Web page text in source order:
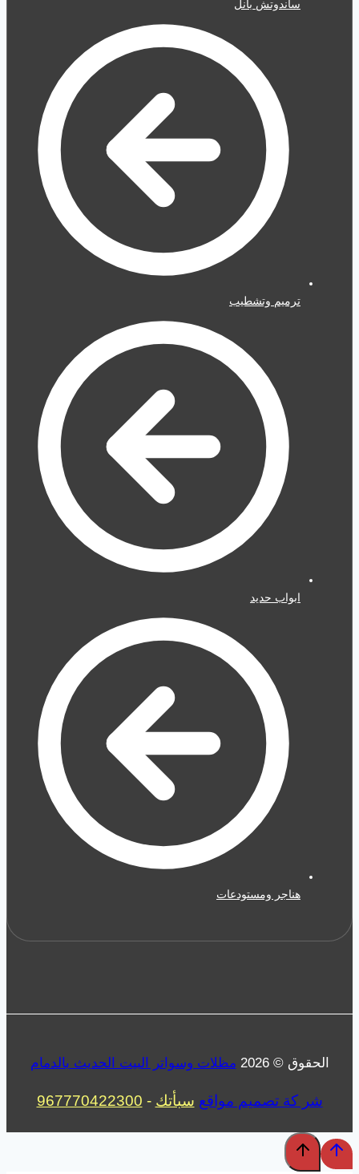
ساندوتش بانل
ترميم وتشطيب
ابواب حديد
هناجر ومستودعات
الحقوق © 2026 مظلات وسواتر البيت الحديث بالدمام
شر كة تصميم مواقع سبأتك -
967770422300